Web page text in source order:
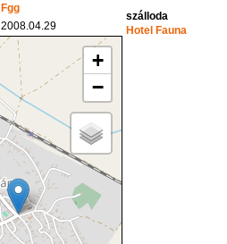
Fgg
2008.04.29
+
−
szálloda
Hotel Fauna